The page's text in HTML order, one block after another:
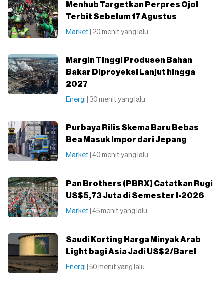
Menhub Targetkan Perpres Ojol
Terbit Sebelum 17 Agustus
Market | 20 menit yang lalu
Margin Tinggi Produsen Bahan
Bakar Diproyeksi Lanjut hingga
2027
Energi | 30 menit yang lalu
Purbaya Rilis Skema Baru Bebas
Bea Masuk Impor dari Jepang
Market | 40 menit yang lalu
Pan Brothers (PBRX) Catatkan Rugi
US$5,73 Juta di Semester I-2026
Market | 45 menit yang lalu
Saudi Korting Harga Minyak Arab
Light bagi Asia Jadi US$2/Barel
Energi | 50 menit yang lalu